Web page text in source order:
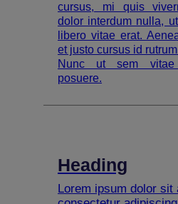
cursus, mi quis
dolor interdum nulla,
libero vitae erat.
et justo cursus id
Nunc ut sem vitae
posuere.
Heading
Lorem ipsum dolor sit